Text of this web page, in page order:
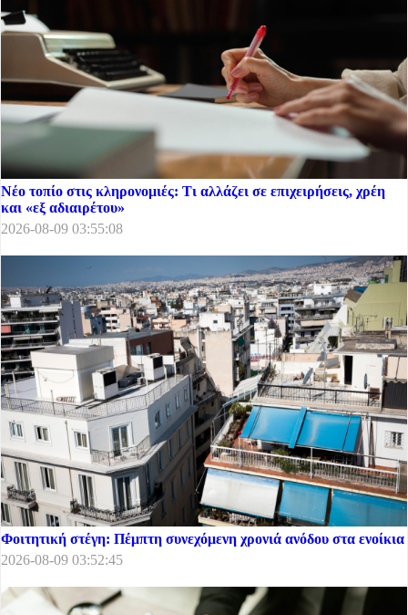
Νέο τοπίο στις κληρονομιές: Τι αλλάζει σε επιχειρήσεις, χρέη
και «εξ αδιαιρέτου»
2026-08-09 03:55:08
Φοιτητική στέγη: Πέμπτη συνεχόμενη χρονιά ανόδου στα ενοίκια
2026-08-09 03:52:45